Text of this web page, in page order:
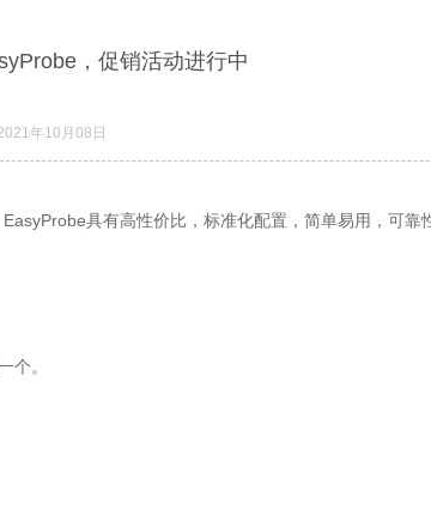
，促销活动进行中
年10月08日
EasyProbe具有高性价比，标准化配置，简单易用，可靠
个。